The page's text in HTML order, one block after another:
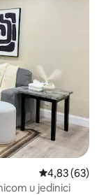
Prosječna
4,83 (63)
u jedinici